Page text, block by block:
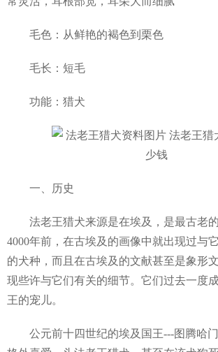
毛色：从鲜艳的褐色到栗色
毛长：短毛
功能：猎犬
一、历史
法老王猎犬来源是在埃及，是最古老
4000年前，在古埃及的画像中就出现过与
的犬种，而且在古埃及的文献甚至是象形
现些许与它们有关的细节。它们过去一度
王的宠儿。
公元前十四世纪的埃及国王---图腾哈门